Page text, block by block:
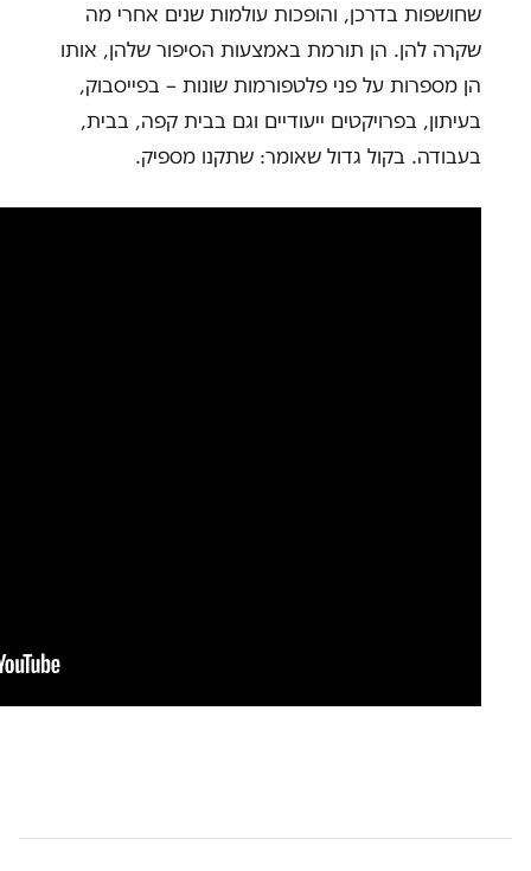
שחושפות בדרכן, והופכות עולמות שנים אחרי מה
שקרה להן. הן תורמת באמצעות הסיפור שלהן, אותו
הן מספרות על פני פלטפורמות שונות – בפייסבוק,
בעיתון, בפרויקטים ייעודיים וגם בבית קפה, בבית,
בעבודה. בקול גדול שאומר: שתקנו מספיק.